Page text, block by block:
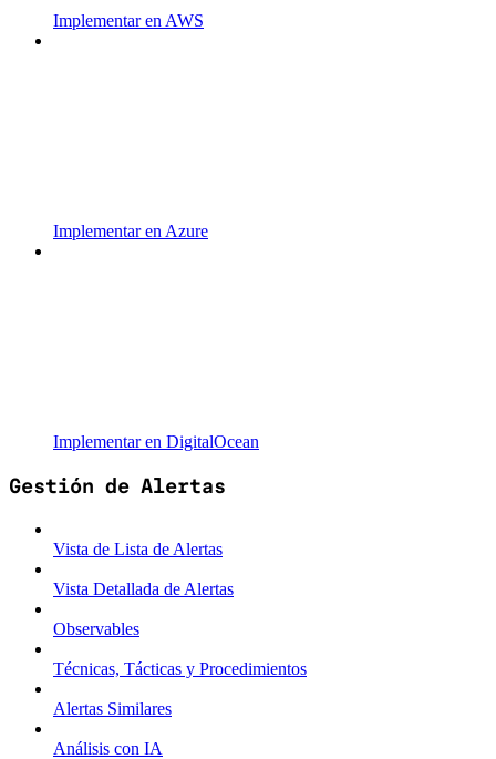
Implementar en AWS
Implementar en Azure
Implementar en DigitalOcean
Gestión de Alertas
Vista de Lista de Alertas
Vista Detallada de Alertas
Observables
Técnicas, Tácticas y Procedimientos
Alertas Similares
Análisis con IA